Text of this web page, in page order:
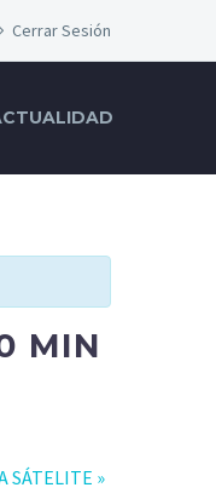
Cerrar Sesión
MIN
SÁTELITE »